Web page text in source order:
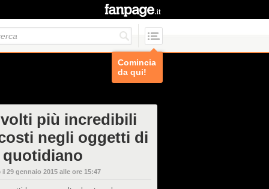
Comincia
da qui!
volti più incredibili
negli oggetti di
quotidiano
il 29 gennaio 2015 alle ore 15:47